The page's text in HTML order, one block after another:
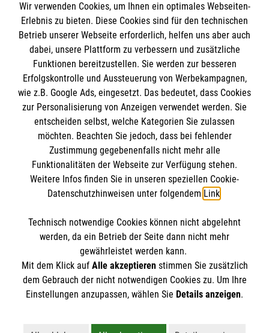
Empfänger: Malteser Hilfsdienst e.V.
IBAN: DE10 3706 0120 1201 2000 12
BIC: GENODED 1PA7
Newsletter abonnieren
Cookies verwalten|AGB|Impressum|Datenschutz
Barrierefreiheit |Kontakt| Sharepoint|Mediathek
Wir verwenden Cookies, um Ihnen ein optimales Webseiten-
Erlebnis zu bieten. Diese Cookies sind für den technischen
Betrieb unserer Webseite erforderlich, helfen uns aber auch
dabei, unsere Plattform zu verbessern und zusätzliche
Funktionen bereitzustellen. Sie werden zur besseren
Erfolgskontrolle und Aussteuerung von Werbekampagnen,
wie z.B. Google Ads, eingesetzt. Das bedeutet, dass Cookies
zur Personalisierung von Anzeigen verwendet werden. Sie
entscheiden selbst, welche Kategorien Sie zulassen
möchten. Beachten Sie jedoch, dass bei fehlender
Zustimmung gegebenenfalls nicht mehr alle
Funktionalitäten der Webseite zur Verfügung stehen.
Weitere Infos finden Sie in unseren speziellen Cookie-
Datenschutzhinweisen unter folgendem Link.
Technisch notwendige Cookies können nicht abgelehnt
werden, da ein Betrieb der Seite dann nicht mehr
gewährleistet werden kann.
Mit dem Klick auf Alle akzeptierenstimmen Sie zusätzlich
dem Gebrauch der nicht notwendigen Cookies zu. Um Ihre
Einstellungen anzupassen, wählen Sie Details anzeigen.